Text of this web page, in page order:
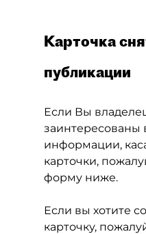
Карточка
публикации
Если Вы
заинтересованы
информации,
карточки,
форму ниже.
Если вы хотите
карточку,